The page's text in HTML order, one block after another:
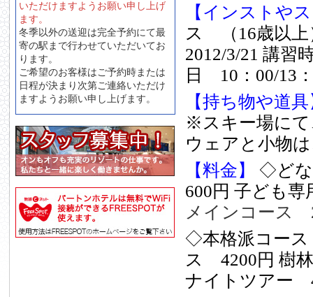
【インストや
ス （16歳以
2012/3/21 講習
日 10：00/13
【持ち物や道
※スキー場にて
ウェアと小物
【料金】
◇どな
600円 子ども
メインコース
◇本格派コー
ス 4200円 樹
ナイトツアー
いただけますようお願い申し上げ
ます。
冬季以外の送迎は完全予約にて最
寄の駅まで行わせていただいてお
ります。
ご希望のお客様はご予約時または
日程が決まり次第ご連絡いただけ
ますようお願い申し上げます。